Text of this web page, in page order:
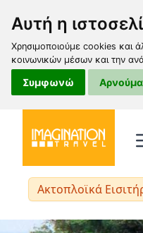
Αυτή η
Χρησιμοποιούμε cookies και
κοινωνικών μέσων και την
Συμφωνώ
Ακτοπλοϊκά